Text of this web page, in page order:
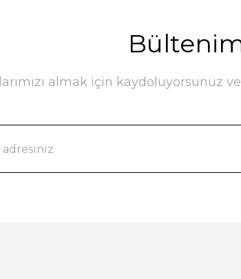
almak için kaydoluyorsunuz